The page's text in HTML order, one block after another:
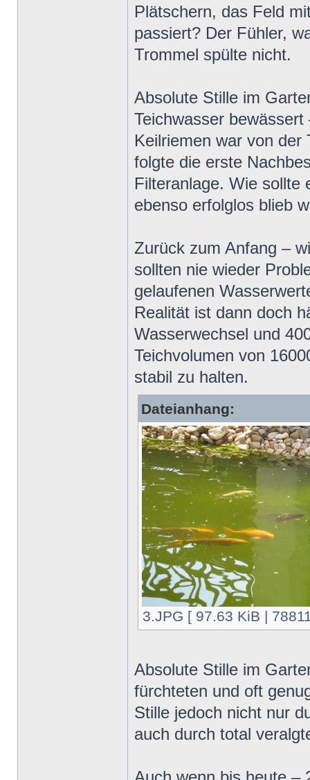
Plätschern, das Feld
passiert? Der Fühler,
Trommel spülte nicht.
Absolute Stille im
Teichwasser
Keilriemen war von
folgte die erste
Filteranlage. Wie sollte
ebenso erfolglos blieb
Zurück zum Anfang –
sollten nie wieder
gelaufenen
Realität ist dann doch
Wasserwechsel und
Teichvolumen von
stabil zu halten.
Dateianhang:
3.JPG [ 97.63 KiB |
Absolute Stille im
fürchteten und oft
Stille jedoch nicht nur
auch durch total